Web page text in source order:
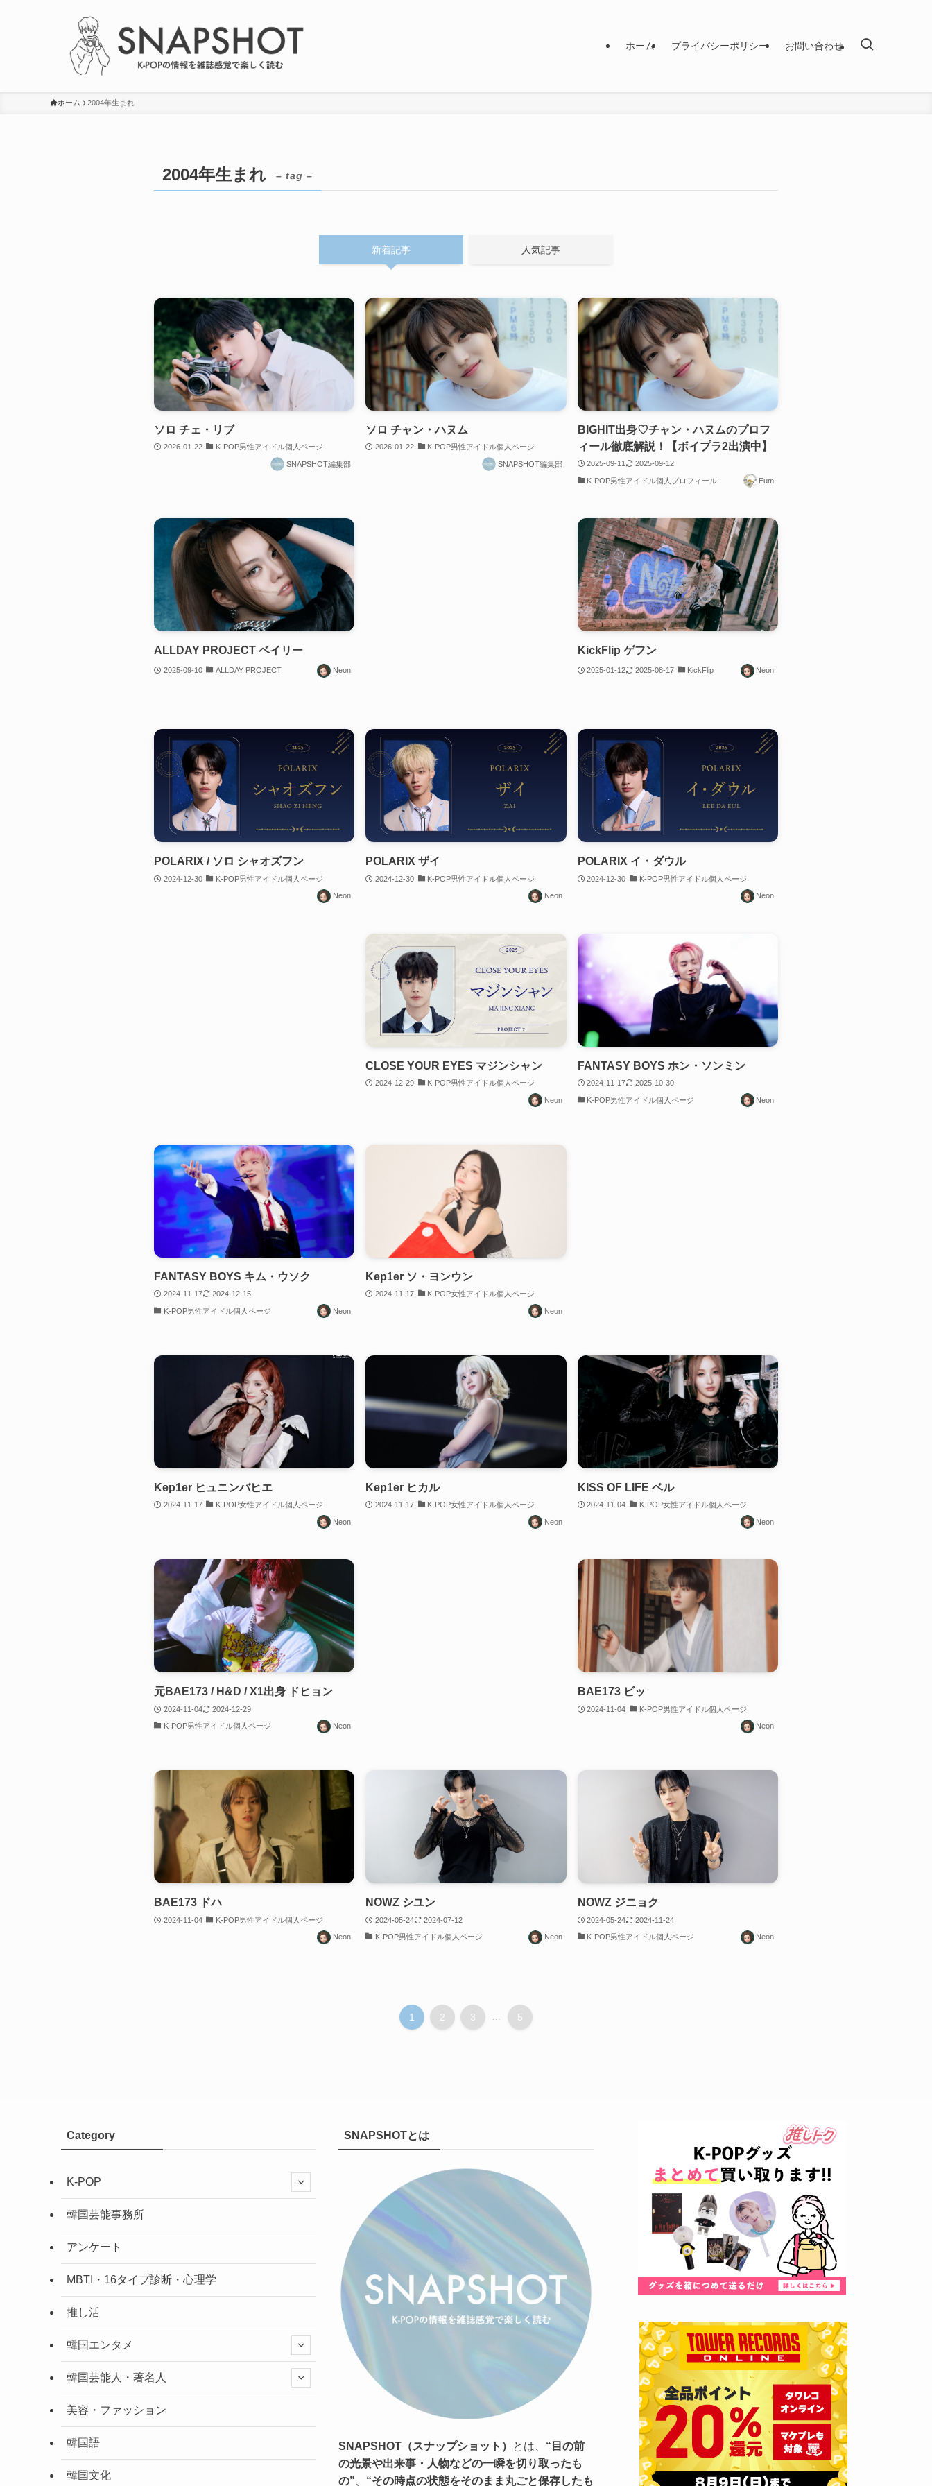
ホーム プライバシーポリシー お問い合わせ
ホーム 2004年生まれ
2004年生まれ – tag –
新着記事 人気記事
ソロ チェ・リブ
2026-01-22 K-POP男性アイドル個人ページ
SNAPSHOT編集部
ソロ チャン・ハヌム
2026-01-22 K-POP男性アイドル個人ページ
SNAPSHOT編集部
BIGHIT出身♡チャン・ハヌムのプロフ
ィール徹底解説！【ボイプラ2出演中】
2025-09-11 2025-09-12
K-POP男性アイドル個人プロフィール Eum
ALLDAY PROJECT ベイリー
2025-09-10 ALLDAY PROJECT Neon
KickFlip ゲフン
2025-01-12 2025-08-17 KickFlip Neon
POLARIX / ソロ シャオズフン
2024-12-30 K-POP男性アイドル個人ページ
Neon
POLARIX ザイ
2024-12-30 K-POP男性アイドル個人ページ
Neon
POLARIX イ・ダウル
2024-12-30 K-POP男性アイドル個人ページ
Neon
CLOSE YOUR EYES マジンシャン
2024-12-29 K-POP男性アイドル個人ページ
Neon
FANTASY BOYS ホン・ソンミン
2024-11-17 2025-10-30
K-POP男性アイドル個人ページ Neon
FANTASY BOYS キム・ウソク
2024-11-17 2024-12-15
K-POP男性アイドル個人ページ Neon
Kep1er ソ・ヨンウン
2024-11-17 K-POP女性アイドル個人ページ
Neon
Kep1er ヒュニンバヒエ
2024-11-17 K-POP女性アイドル個人ページ
Neon
Kep1er ヒカル
2024-11-17 K-POP女性アイドル個人ページ
Neon
KISS OF LIFE ベル
2024-11-04 K-POP女性アイドル個人ページ
Neon
元BAE173 / H&D / X1出身 ドヒョン
2024-11-04 2024-12-29
K-POP男性アイドル個人ページ Neon
BAE173 ビッ
2024-11-04 K-POP男性アイドル個人ページ
Neon
BAE173 ドハ
2024-11-04 K-POP男性アイドル個人ページ
Neon
NOWZ シユン
2024-05-24 2024-07-12
K-POP男性アイドル個人ページ Neon
NOWZ ジニョク
2024-05-24 2024-11-24
K-POP男性アイドル個人ページ Neon
1 2 3 5
Category
K-POP
韓国芸能事務所
アンケート
MBTI・16タイプ診断・心理学
推し活
韓国エンタメ
韓国芸能人・著名人
美容・ファッション
韓国語
韓国文化
SNAPSHOTとは
SNAPSHOT（スナップショット） とは、 “目の前
の光景や出来事・人物などの一瞬を切り取ったも
の”
“その時点の状態をそのまま丸ごと保存したも